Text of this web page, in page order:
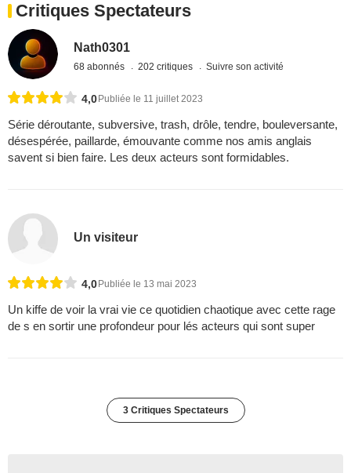
Critiques Spectateurs
Nath0301
68 abonnés 202 critiques Suivre son activité
4,0 Publiée le 11 juillet 2023
Série déroutante, subversive, trash, drôle, tendre, bouleversante,
désespérée, paillarde, émouvante comme nos amis anglais
savent si bien faire. Les deux acteurs sont formidables.
Un visiteur
4,0Publiée le 13 mai 2023
Un kiffe de voir la vrai vie ce quotidien chaotique avec cette rage
de s en sortir une profondeur pour lés acteurs qui sont super
3 Critiques Spectateurs